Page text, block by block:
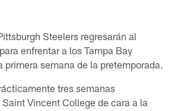
Steelers regresarán al
enfrentar a los Tampa Bay
primera semana de la pretemporada.
tres semanas
Vincent College de cara a la